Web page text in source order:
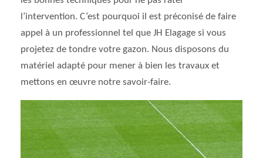
l’intervention. C’est pourquoi il est préconisé de faire
appel à un professionnel tel que JH Elagage si vous
projetez de tondre votre gazon. Nous disposons du
matériel adapté pour mener à bien les travaux et
mettons en œuvre notre savoir-faire.